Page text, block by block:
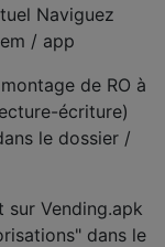
Naviguez
/ app
de RO à
écriture)
le dossier /
sur Vending.apk
dans le